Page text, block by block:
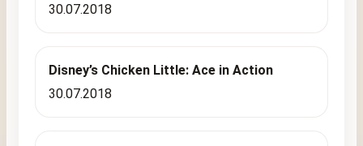
30.07.2018
Disney’s Chicken Little: Ace in Action
30.07.2018